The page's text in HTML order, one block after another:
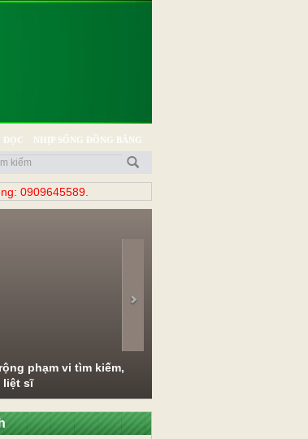
ĐỌC NHỊP SỐNG ĐỒNG BẰNG
0909645589.
phạm vi tìm kiếm,
liệt sĩ